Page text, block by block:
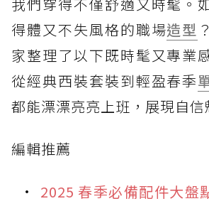
得體又不失風格的職場造型
家整理了以下既時髦又專業
從經典西裝套裝到輕盈春季
都能漂漂亮亮上班，展現自信
編輯推薦
2025 春季必備配件大盤